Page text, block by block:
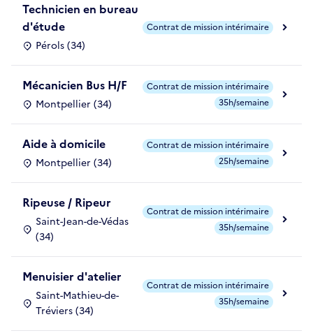
Technicien en bureau
d'étude
Pérols (34)
Contrat de mission intérimaire
Mécanicien Bus H/F
Montpellier (34)
Contrat de mission intérimaire
35h/semaine
Aide à domicile
Montpellier (34)
Contrat de mission intérimaire
25h/semaine
Ripeuse / Ripeur
Saint-Jean-de-Védas
(34)
Contrat de mission intérimaire
35h/semaine
Menuisier d'atelier
Saint-Mathieu-de-
Tréviers (34)
Contrat de mission intérimaire
35h/semaine